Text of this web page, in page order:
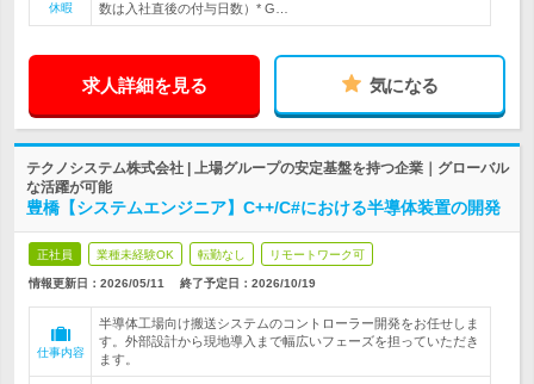
休暇
数は入社直後の付与日数）* G…
求人詳細を見る 気になる
テクノシステム株式会社 | 上場グループの安定基盤を持つ企業｜グローバル
な活躍が可能
豊橋【システムエンジニア】C++/C#における半導体装置の開発
正社員 業種未経験OK 転勤なし リモートワーク可
情報更新日：2026/05/11 終了予定日： 2026/10/19
仕事内容
半導体工場向け搬送システムのコントローラー開発をお任せしま
す。外部設計から現地導入まで幅広いフェーズを担っていただき
ます。